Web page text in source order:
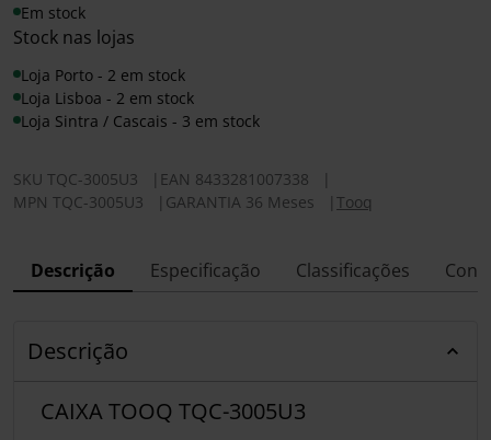
Em stock
Stock nas lojas
Loja Porto - 2 em stock
Loja Lisboa - 2 em stock
Loja Sintra / Cascais - 3 em stock
SKU TQC-3005U3 EAN 8433281007338
MPN TQC-3005U3 GARANTIA 36 Meses Tooq
Descrição Especificação Classificações
Descrição
CAIXA TOOQ TQC-3005U3